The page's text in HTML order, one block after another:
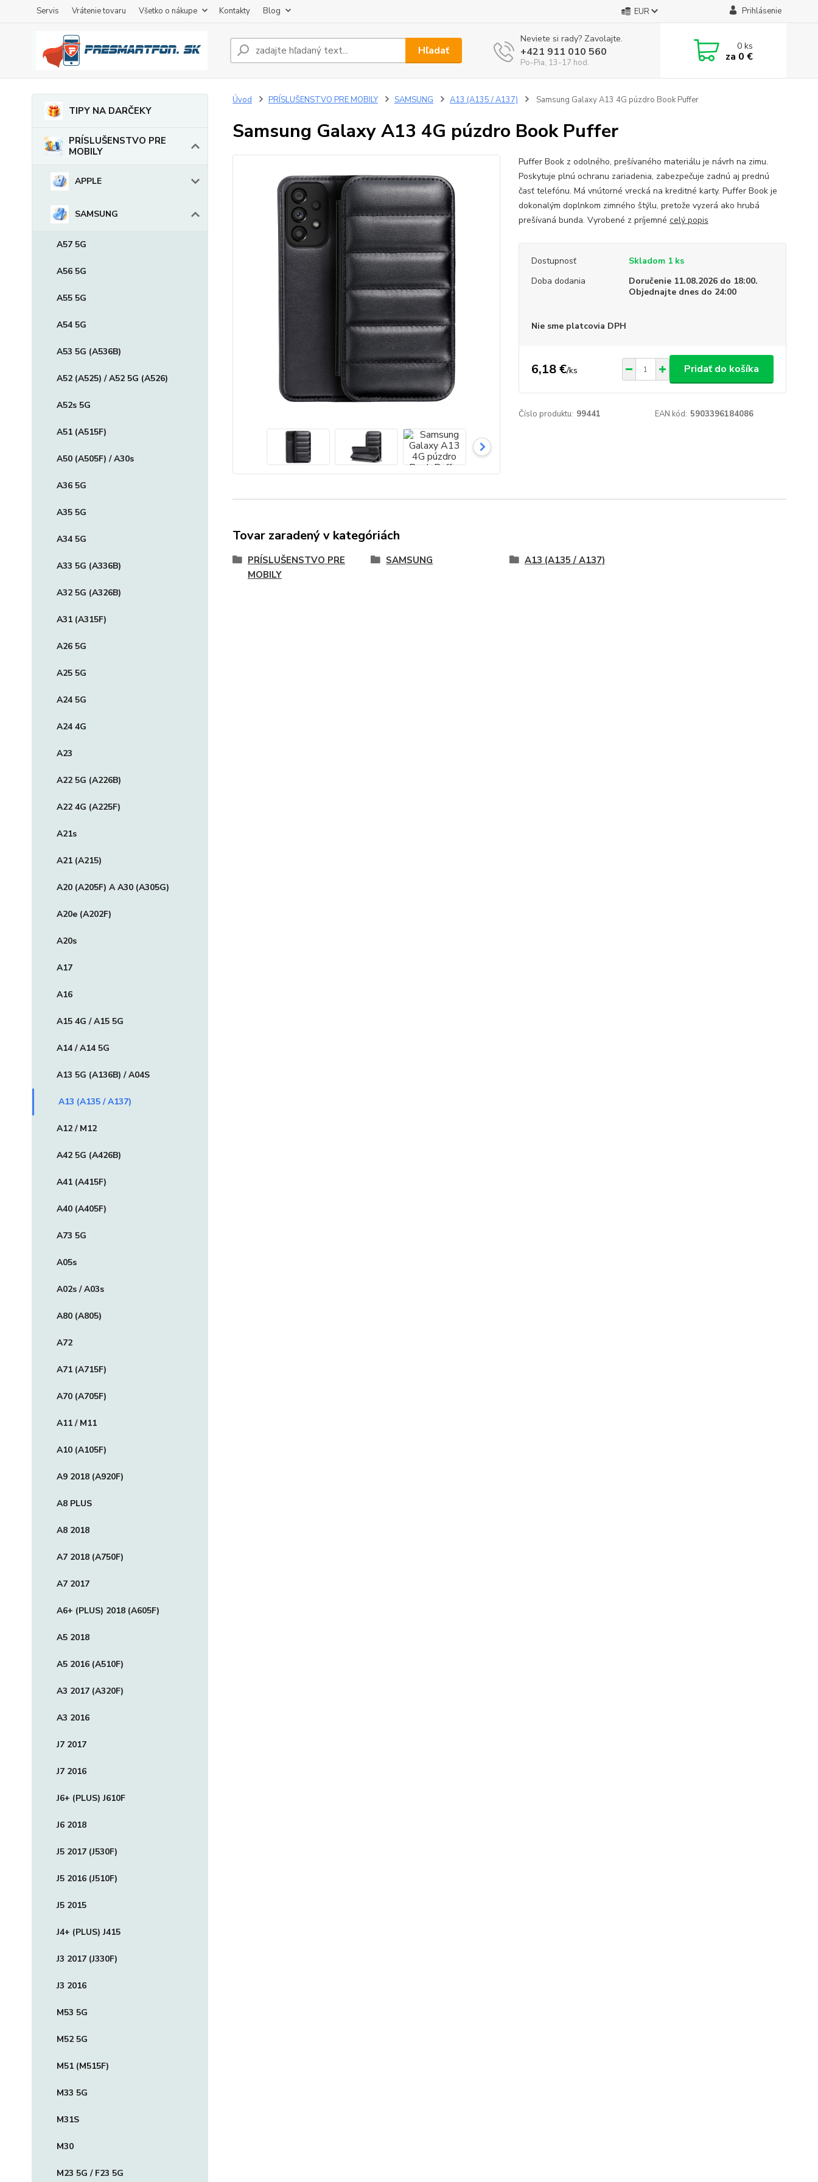
Servis Vrátenie tovaru Všetko o nákupe Kontakty Blog EUR Prihlásenie
Hľadať
Neviete si rady? Zavolajte.
+421 911 010 560
Po-Pia, 13-17 hod.
0ks
za 0 €
TIPY NA DARČEKY
PRÍSLUŠENSTVO PRE
MOBILY
APPLE
SAMSUNG
A57 5G
A56 5G
A55 5G
A54 5G
A53 5G (A536B)
A52 (A525) / A52 5G (A526)
A52s 5G
A51 (A515F)
A50 (A505F) / A30s
A36 5G
A35 5G
A34 5G
A33 5G (A336B)
A32 5G (A326B)
A31 (A315F)
A26 5G
A25 5G
A24 5G
A24 4G
A23
A22 5G (A226B)
A22 4G (A225F)
A21s
A21 (A215)
A20 (A205F) A A30 (A305G)
A20e (A202F)
A20s
A17
A16
A15 4G / A15 5G
A14 / A14 5G
A13 5G (A136B) / A04S
A13 (A135 / A137)
A12 / M12
A42 5G (A426B)
A41 (A415F)
A40 (A405F)
A73 5G
A05s
A02s / A03s
A80 (A805)
A72
A71 (A715F)
A70 (A705F)
A11 / M11
A10 (A105F)
A9 2018 (A920F)
A8 PLUS
A8 2018
A7 2018 (A750F)
A7 2017
A6+ (PLUS) 2018 (A605F)
A5 2018
A5 2016 (A510F)
A3 2017 (A320F)
A3 2016
J7 2017
J7 2016
J6+ (PLUS) J610F
J6 2018
J5 2017 (J530F)
J5 2016 (J510F)
J5 2015
J4+ (PLUS) J415
J3 2017 (J330F)
J3 2016
M53 5G
M52 5G
M51 (M515F)
M33 5G
M31S
M30
M23 5G / F23 5G
Úvod PRÍSLUŠENSTVO PRE MOBILY SAMSUNG A13 (A135 / A137) Samsung Galaxy A13 4G púzdro Book Puffer
Samsung Galaxy A13 4G púzdro Book Puffer
Puffer Book z odolného, prešívaného materiálu je návrh na zimu.
Poskytuje plnú ochranu zariadenia, zabezpečuje zadnú aj prednú
časť telefónu. Má vnútorné vrecká na kreditné karty. Puffer Book je
dokonalým doplnkom zimného štýlu, pretože vyzerá ako hrubá
prešívaná bunda. Vyrobené z príjemné celý popis
Dostupnosť
Skladom 1 ks
Doba dodania
Doručenie 11.08.2026 do 18:00.
Objednajte dnes do 24:00
Nie sme platcovia DPH
6,18 €/ks Pridať do košíka
Číslo produktu: 99441 EAN kód: 5903396184086
Tovar zaradený v kategóriách
PRÍSLUŠENSTVO PRE
MOBILY
SAMSUNG A13 (A135 / A137)